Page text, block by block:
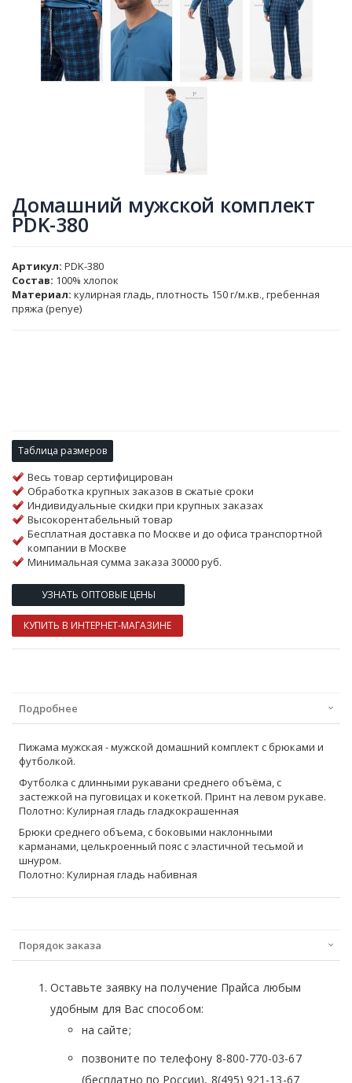
Домашний мужской комплект
PDK-380
Артикул PDK-380
Состав: 100% хлопок
Материал: кулирная гладь, плотность 150 г/м.кв., гребенная
пряжа (penye)
Таблица размеров
Весь товар сертифицирован
Обработка крупных заказов в сжатые сроки
Индивидуальные скидки при крупных заказах
Высокорентабельный товар
Бесплатная доставка по Москве и до офиса транспортной
компании в Москве
Минимальная сумма заказа 30000 руб.
УЗНАТЬ ОПТОВЫЕ ЦЕНЫ
КУПИТЬ В ИНТЕРНЕТ-МАГАЗИНЕ
Подробнее
Пижама мужская - мужской домашний комплект с брюками и
футболкой.
Футболка с длинными рукавани среднего объёма, с
застежкой на пуговицах и кокеткой. Принт на левом рукаве.
Полотно: Кулирная гладь гладкокрашенная
Брюки среднего объема, с боковыми наклонными
карманами, целькроенный пояс с эластичной тесьмой и
шнуром.
Полотно: Кулирная гладь набивная
Порядок заказа
Оставьте заявку на получение Прайса любым
удобным для Вас способом:
на сайте;
позвоните по телефону 8-800-770-03-67
(бесплатно по России), 8(495) 921-13-67